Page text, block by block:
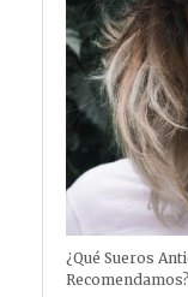
¿Qué Sueros